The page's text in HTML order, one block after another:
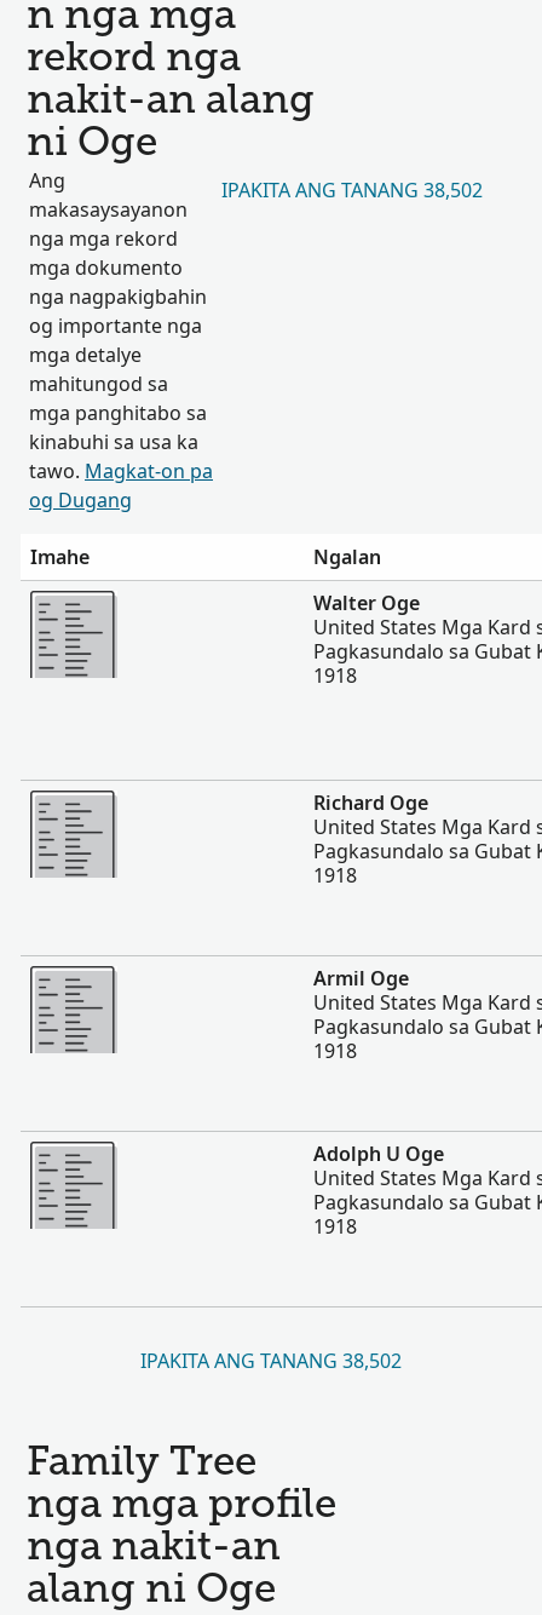
n nga mga
rekord nga
nakit-an alang
ni Oge
Ang
makasaysayanon
nga mga rekord
mga dokumento
nga nagpakigbahin
og importante nga
mga detalye
mahitungod sa
mga panghitabo sa
kinabuhi sa usa ka
tawo. Magkat-on pa
og Dugang
IPAKITA ANG TANANG 38,502
Imahe
Ngalan
Dugang pa
Walter Oge
United States Mga Kard
Pagkasundalo sa Gubat
1918
Dugang pa
Richard Oge
United States Mga Kard
Pagkasundalo sa Gubat
1918
Dugang pa
Armil Oge
United States Mga Kard
Pagkasundalo sa Gubat
1918
Dugang pa
Adolph U Oge
United States Mga Kard
Pagkasundalo sa Gubat
1918
IPAKITA ANG TANANG 38,502
Family Tree
nga mga profile
nga nakit-an
alang ni Oge